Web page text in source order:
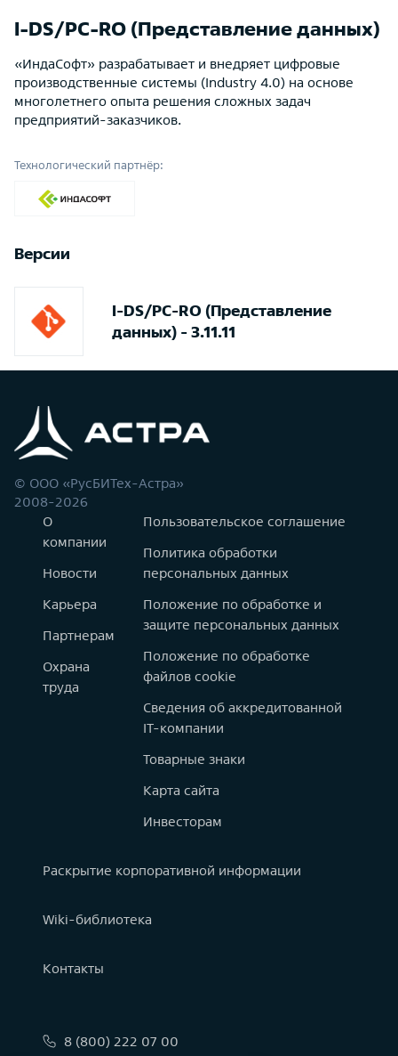
I-DS/PC-RO (Представление данных)
«ИндаCофт» разрабатывает и внедряет цифровые
производственные системы (Industry 4.0) на основе
многолетнего опыта решения сложных задач
предприятий-заказчиков.
Технологический партнёр:
Версии
I-DS/PC-RO (Представление
данных) - 3.11.11
© ООО «РусБИТех-Астра»
2008-2026
О
компании
Новости
Карьера
Партнерам
Охрана
труда
Пользовательское соглашение
Политика обработки
персональных данных
Положение по обработке и
защите персональных данных
Положение по обработке
файлов cookie
Сведения об аккредитованной
IT-компании
Товарные знаки
Карта сайта
Инвесторам
Раскрытие корпоративной информации
Wiki-библиотека
Контакты
8 (800) 222 07 00